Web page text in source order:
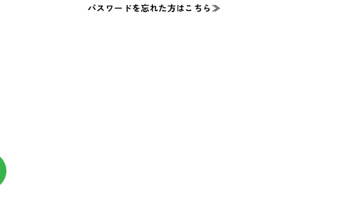
パスワードを忘れた方はこちら≫